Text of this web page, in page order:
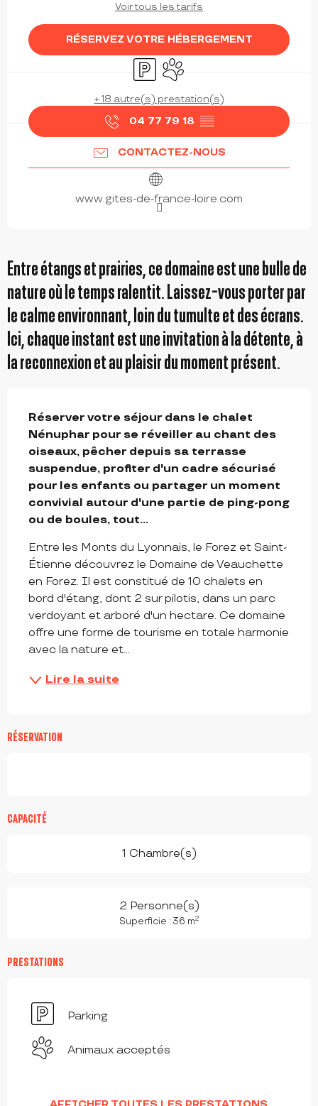
Voir tous les tarifs
RÉSERVEZ VOTRE HÉBERGEMENT
ParkingAnimaux acceptés
+ 18 autre(s) prestation(s)
04 77 79 18 ▒▒
CONTACTEZ-NOUS
www.gites-de-france-loire.com
Entre étangs et prairies, ce domaine est une bulle de
nature où le temps ralentit. Laissez-vous porter par
le calme environnant, loin du tumulte et des écrans.
Ici, chaque instant est une invitation à la détente, à
la reconnexion et au plaisir du moment présent.
Réserver votre séjour dans le chalet
Nénuphar pour se réveiller au chant des
oiseaux, pêcher depuis sa terrasse
suspendue, profiter d'un cadre sécurisé
pour les enfants ou partager un moment
convivial autour d'une partie de ping-pong
ou de boules, tout...
Entre les Monts du Lyonnais, le Forez et Saint-
Étienne découvrez le Domaine de Veauchette
en Forez. Il est constitué de 10 chalets en
bord d'étang, dont 2 sur pilotis, dans un parc
verdoyant et arboré d'un hectare. Ce domaine
offre une forme de tourisme en totale harmonie
avec la nature et...
Lire la suite
RÉSERVATION
CAPACITÉ
1 Chambre(s)
2 Personne(s)
Superficie : 36 m2
PRESTATIONS
Parking
Animaux acceptés